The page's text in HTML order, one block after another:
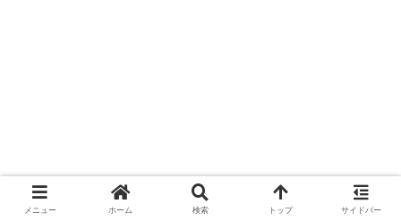
メニュー ホーム 検索 トップ サイドバー